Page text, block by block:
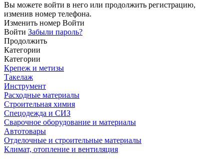
Вы можете войти в него или продолжить регистрацию,
изменив номер телефона.
Изменить номер Войти
Войти Забыли пароль?
Продолжить
Категории
Категории
Крепеж и метизы
Такелаж
Инструмент
Расходные материалы
Строительная химия
Спецодежда и СИЗ
Сварочное оборудование и материалы
Автотовары
Отделочные и строительные материалы
Климат, отопление и вентиляция